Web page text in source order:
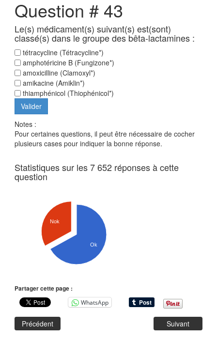
Question # 43
Le(s) médicament(s) suivant(s) est(sont)
classé(s) dans le groupe des bêta-lactamines :
tétracycline (Tétracycline*)
amphotéricine B (Fungizone*)
amoxicilline (Clamoxyl*)
amikacine (Amiklin*)
thiamphénicol (Thiophénicol*)
Notes :
Pour certaines questions, il peut être nécessaire de cocher
plusieurs cases pour indiquer la bonne réponse.
Statistiques sur les 7 652 réponses à cette
question
Nok
Ok
Partager cette page :
WhatsApp
Précédent Suivant